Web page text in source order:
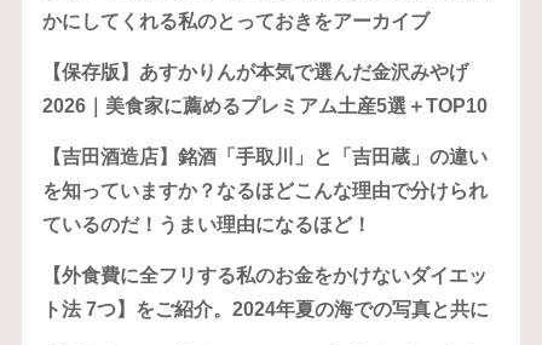
かにしてくれる私のとっておきをアーカイブ
【保存版】あすかりんが本気で選んだ金沢みやげ
2026｜美食家に薦めるプレミアム土産5選＋TOP10
【吉田酒造店】銘酒「手取川」と「吉田蔵」の違い
を知っていますか？なるほどこんな理由で分けられ
ているのだ！うまい理由になるほど！
【外食費に全フリする私のお金をかけないダイエッ
ト法 7つ】をご紹介。2024年夏の海での写真と共に